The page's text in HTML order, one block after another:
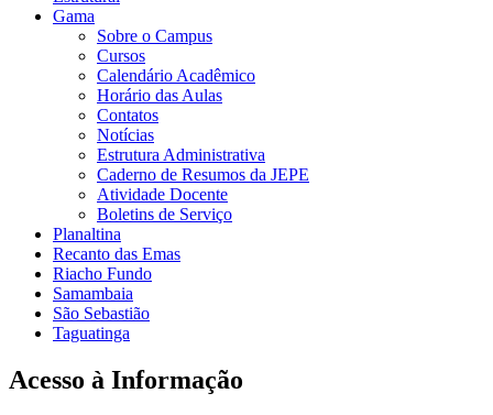
Gama
Sobre o Campus
Cursos
Calendário Acadêmico
Horário das Aulas
Contatos
Notícias
Estrutura Administrativa
Caderno de Resumos da JEPE
Atividade Docente
Boletins de Serviço
Planaltina
Recanto das Emas
Riacho Fundo
Samambaia
São Sebastião
Taguatinga
Acesso à Informação